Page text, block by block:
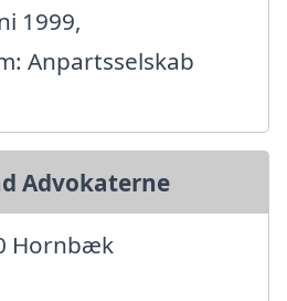
1999,
Anpartsselskab
Advokaterne
Hornbæk